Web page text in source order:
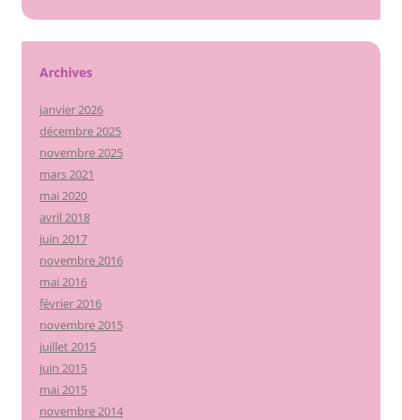
Archives
janvier 2026
décembre 2025
novembre 2025
mars 2021
mai 2020
avril 2018
juin 2017
novembre 2016
mai 2016
février 2016
novembre 2015
juillet 2015
juin 2015
mai 2015
novembre 2014